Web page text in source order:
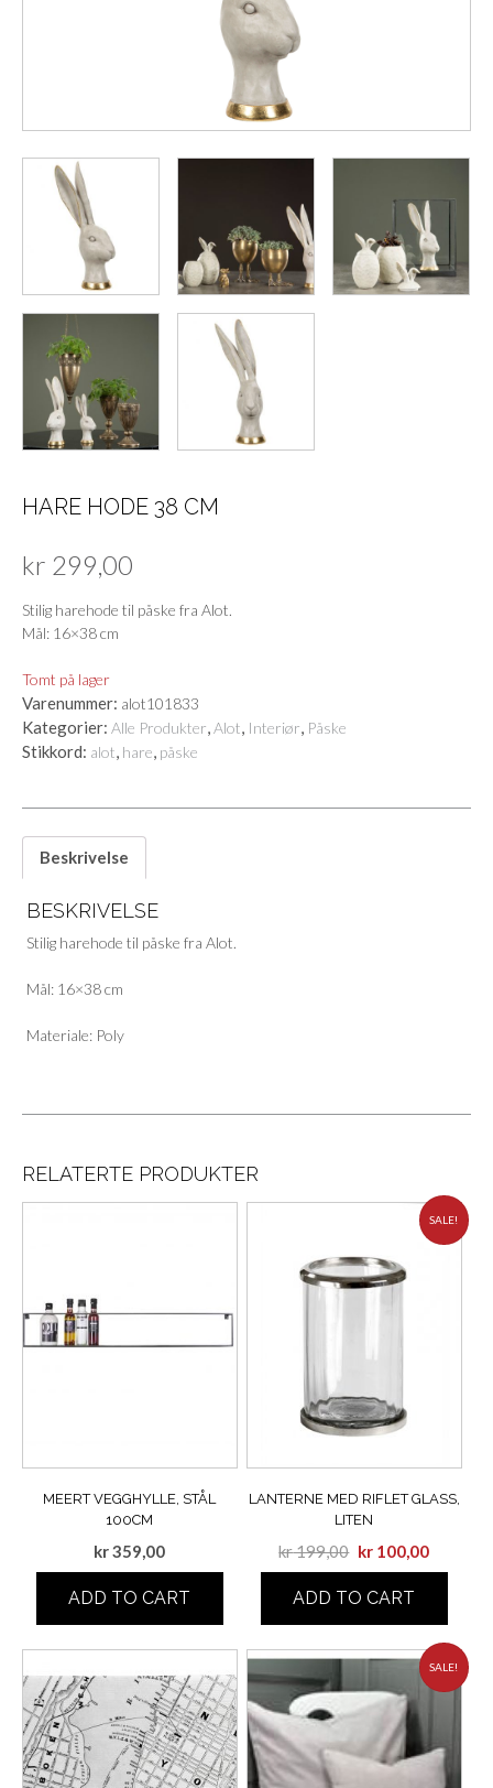
HARE HODE 38 CM
kr 299,00
Stilig harehode til påske fra Alot.
Mål: 16×38 cm
Tomt på lager
Varenummer: alot101833
Kategorier: Alle Produkter Alot Interiør Påske
Stikkord: alot hare påske
Beskrivelse
BESKRIVELSE
Stilig harehode til påske fra Alot.
Mål: 16×38 cm
Materiale: Poly
RELATERTE PRODUKTER
MEERT VEGGHYLLE, STÅL
100CM
kr359,00
ADD TO CART
SALE!
LANTERNE MED RIFLET GLASS,
LITEN
kr199,00 kr 100,00
ADD TO CART
SALE!